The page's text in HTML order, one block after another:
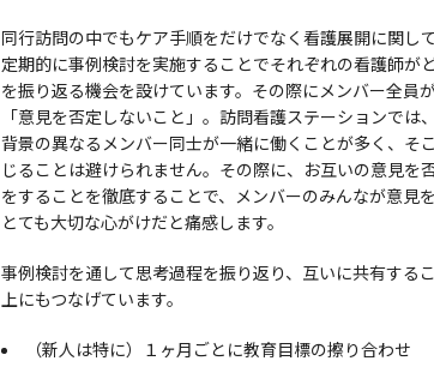
同行訪問の中でもケア手順をだけでなく看護展開に関し
定期的に事例検討を実施することでそれぞれの看護師が
を振り返る機会を設けています。その際にメンバー全員
「意見を否定しないこと」。訪問看護ステーションで
背景の異なるメンバー同士が一緒に働くことが多く、そ
じることは避けられません。その際に、お互いの意見を
をすることを徹底することで、メンバーのみんなが意見
とても大切な心がけだと痛感します。
事例検討を通して思考過程を振り返り、互いに共有する
上にもつなげています。
（新人は特に）１ヶ月ごとに教育目標の擦り合わせ